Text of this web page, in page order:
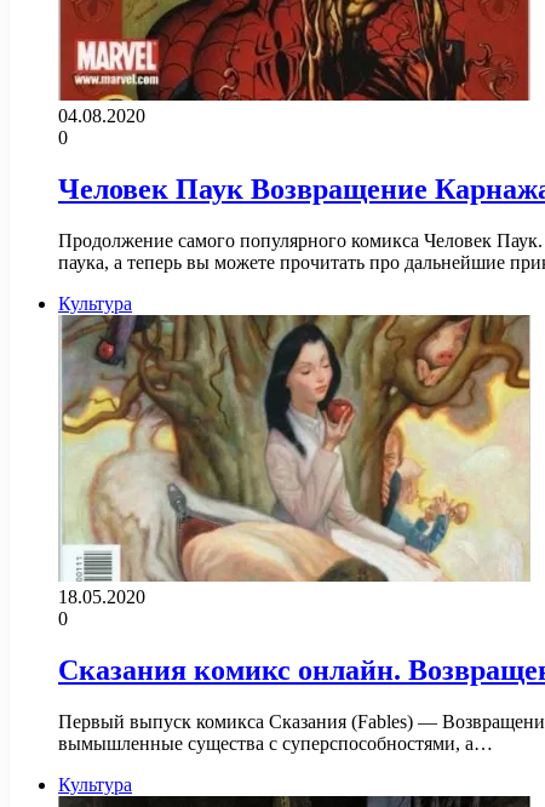
04.08.2020
0
Человек Паук Возвращение
Продолжение самого популярного комикса Человек
паука, а теперь вы можете прочитать про дальнейшие
Культура
18.05.2020
0
Сказания комикс онлайн.
Первый выпуск комикса Сказания (Fables) —
вымышленные существа с суперспособностями, а…
Культура